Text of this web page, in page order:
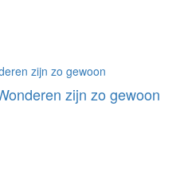
zijn zo gewoon